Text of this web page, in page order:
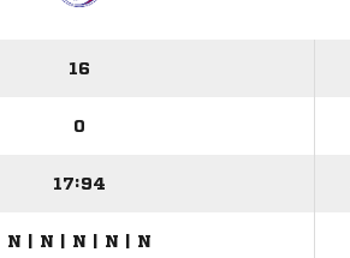
16
0
17:94
N | N | N | N | N